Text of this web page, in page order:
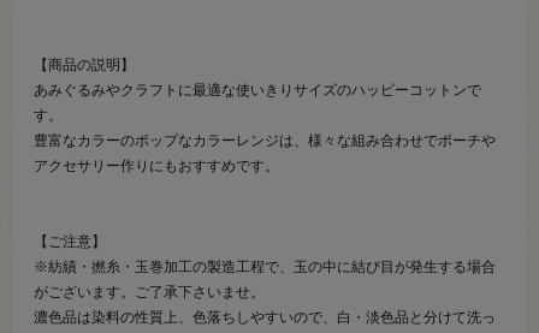
【商品の説明】
あみぐるみやクラフトに最適な使いきりサイズのハッピーコットンで
す。
豊富なカラーのポップなカラーレンジは、様々な組み合わせでポーチや
アクセサリー作りにもおすすめです。
【ご注意】
※紡績・撚糸・玉巻加工の製造工程で、玉の中に結び目が発生する場合
がございます。ご了承下さいませ。
濃色品は染料の性質上、色落ちしやすいので、白・淡色品と分けて洗っ